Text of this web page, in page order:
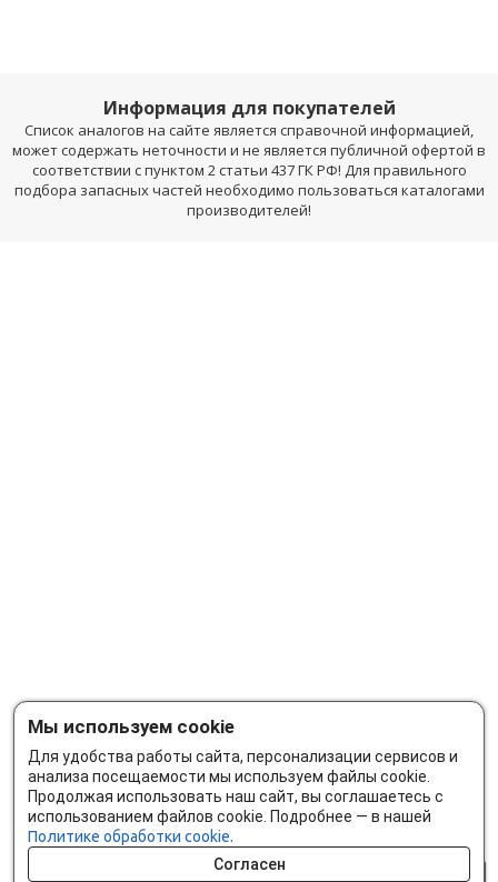
Информация для покупателей
Список аналогов на сайте является справочной информацией,
может содержать неточности и не является публичной офертой в
соответствии с пунктом 2 статьи 437 ГК РФ! Для правильного
подбора запасных частей необходимо пользоваться каталогами
производителей!
Мы используем cookie
Для удобства работы сайта, персонализации сервисов и
анализа посещаемости мы используем файлы cookie.
Продолжая использовать наш сайт, вы соглашаетесь с
использованием файлов cookie. Подробнее — в нашей
Политике обработки cookie.
Согласен